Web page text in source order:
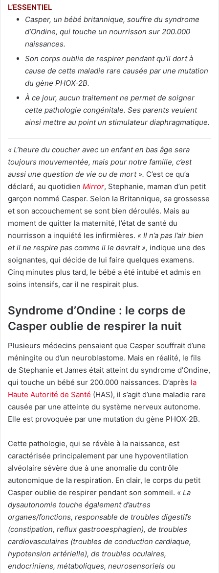
L’ESSENTIEL
Casper, un bébé britannique, souffre du syndrome
d’Ondine, qui touche un nourrisson sur 200.000
naissances.
Son corps oublie de respirer pendant qu’il dort à
cause de cette maladie rare causée par une mutation
du gène PHOX-2B.
À ce jour, aucun traitement ne permet de soigner
cette pathologie congénitale. Ses parents veulent
ainsi mettre au point un stimulateur diaphragmatique.
« L’heure du coucher avec un enfant en bas âge sera
toujours mouvementée, mais pour notre famille, c’est
aussi une question de vie ou de mort ». C’est ce qu’a
déclaré, au quotidien Mirror, Stephanie, maman d’un petit
garçon nommé Casper. Selon la Britannique, sa grossesse
et son accouchement se sont bien déroulés. Mais au
moment de quitter la maternité, l’état de santé du
nourrisson a inquiété les infirmières. « Il n’a pas l’air bien
et il ne respire pas comme il le devrait », indique une des
soignantes, qui décide de lui faire quelques examens.
Cinq minutes plus tard, le bébé a été intubé et admis en
soins intensifs, car il ne respirait plus.
Syndrome d’Ondine : le corps de
Casper oublie de respirer la nuit
Plusieurs médecins pensaient que Casper souffrait d’une
méningite ou d’un neuroblastome. Mais en réalité, le fils
de Stephanie et James était atteint du syndrome d’Ondine,
qui touche un bébé sur 200.000 naissances. D’après la
Haute Autorité de Santé (HAS), il s’agit d’une maladie rare
causée par une atteinte du système nerveux autonome.
Elle est provoquée par une mutation du gène PHOX-2B.
Cette pathologie, qui se révèle à la naissance, est
caractérisée principalement par une hypoventilation
alvéolaire sévère due à une anomalie du contrôle
autonomique de la respiration. En clair, le corps du petit
Casper oublie de respirer pendant son sommeil. « La
dysautonomie touche également d’autres
organes/fonctions, responsable de troubles digestifs
(constipation, reflux gastrooesphagien), de troubles
cardiovasculaires (troubles de conduction cardiaque,
hypotension artérielle), de troubles oculaires,
endocriniens, métaboliques, neurosensoriels ou